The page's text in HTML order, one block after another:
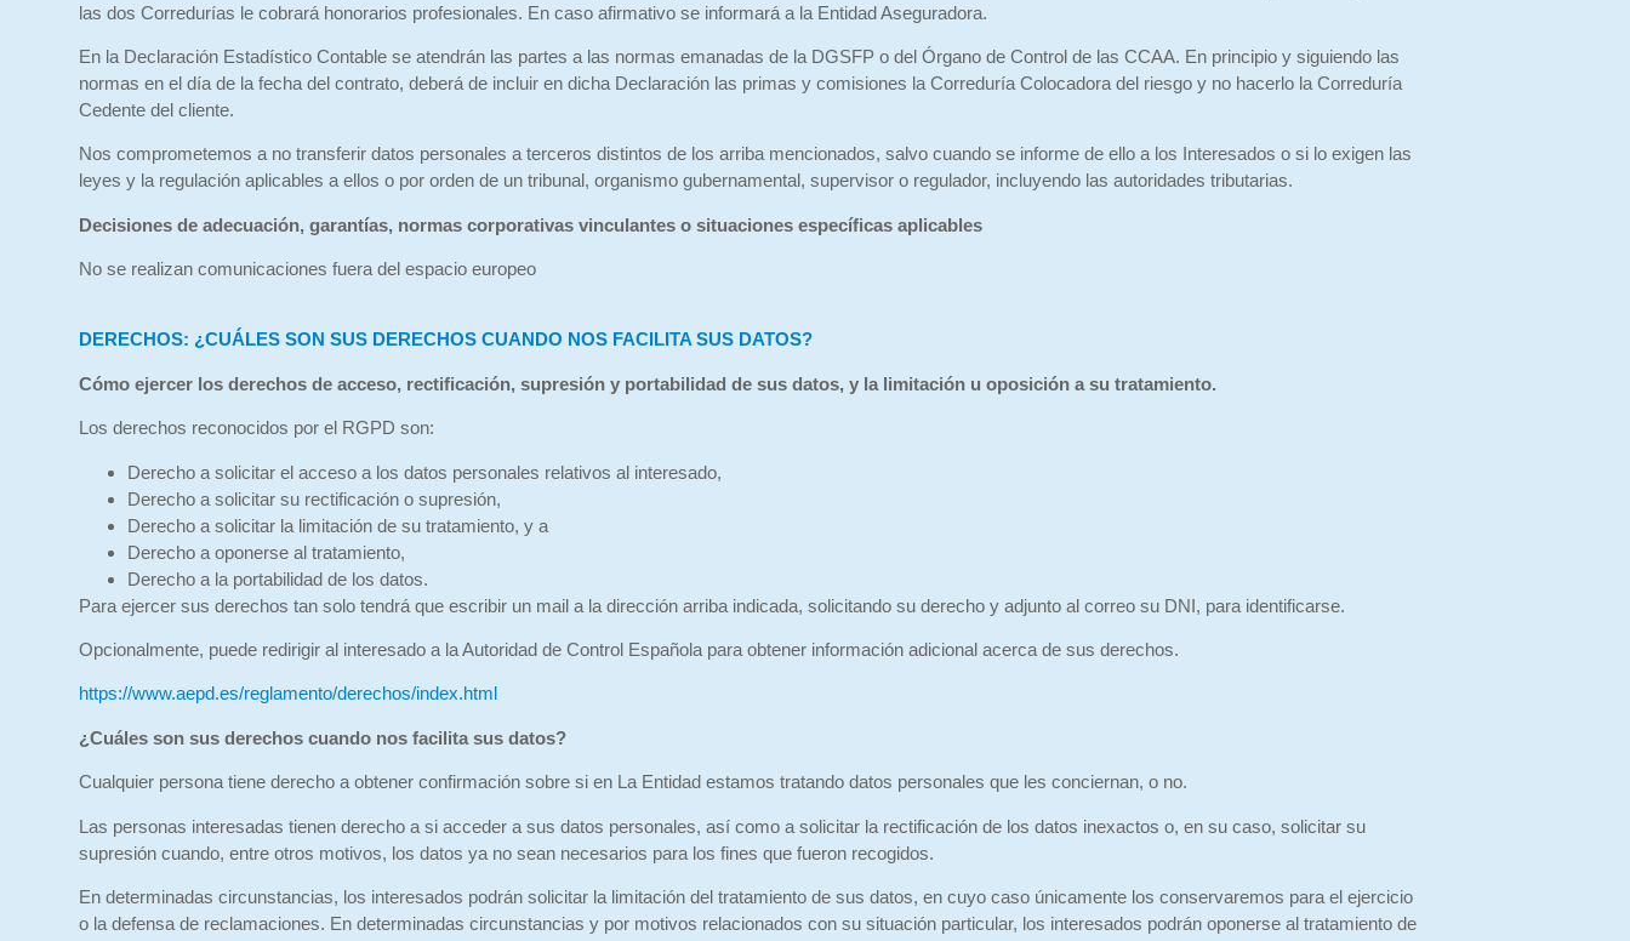
las dos Corredurías le cobrará honorarios profesionales. En caso afirmativo se informará a la Entidad Aseguradora.
En la Declaración Estadístico Contable se atendrán las partes a las normas emanadas de la DGSFP o del Órgano de Control de las CCAA. En principio y siguiendo las
normas en el día de la fecha del contrato, deberá de incluir en dicha Declaración las primas y comisiones la Correduría Colocadora del riesgo y no hacerlo la Correduría
Cedente del cliente.
Nos comprometemos a no transferir datos personales a terceros distintos de los arriba mencionados, salvo cuando se informe de ello a los Interesados o si lo exigen las
leyes y la regulación aplicables a ellos o por orden de un tribunal, organismo gubernamental, supervisor o regulador, incluyendo las autoridades tributarias.
Decisiones de adecuación, garantías, normas corporativas vinculantes o situaciones específicas aplicables
No se realizan comunicaciones fuera del espacio europeo
DERECHOS: ¿CUÁLES SON SUS DERECHOS CUANDO NOS FACILITA SUS DATOS?
Cómo ejercer los derechos de acceso, rectificación, supresión y portabilidad de sus datos, y la limitación u oposición a su tratamiento.
Los derechos reconocidos por el RGPD son:
Derecho a solicitar el acceso a los datos personales relativos al interesado,
Derecho a solicitar su rectificación o supresión,
Derecho a solicitar la limitación de su tratamiento, y a
Derecho a oponerse al tratamiento,
Derecho a la portabilidad de los datos.
Para ejercer sus derechos tan solo tendrá que escribir un mail a la dirección arriba indicada, solicitando su derecho y adjunto al correo su DNI, para identificarse.
Opcionalmente, puede redirigir al interesado a la Autoridad de Control Española para obtener información adicional acerca de sus derechos.
https://www.aepd.es/reglamento/derechos/index.html
¿Cuáles son sus derechos cuando nos facilita sus datos?
Cualquier persona tiene derecho a obtener confirmación sobre si en La Entidad estamos tratando datos personales que les conciernan, o no.
Las personas interesadas tienen derecho a si acceder a sus datos personales, así como a solicitar la rectificación de los datos inexactos o, en su caso, solicitar su
supresión cuando, entre otros motivos, los datos ya no sean necesarios para los fines que fueron recogidos.
En determinadas circunstancias, los interesados podrán solicitar la limitación del tratamiento de sus datos, en cuyo caso únicamente los conservaremos para el ejercicio
o la defensa de reclamaciones. En determinadas circunstancias y por motivos relacionados con su situación particular, los interesados podrán oponerse al tratamiento de